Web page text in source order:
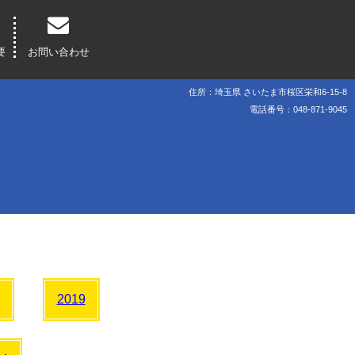
住所：埼玉県 さいたま市桜区栄和6-15-8
電話番号：048-871-9045
お問い合わせ
2019